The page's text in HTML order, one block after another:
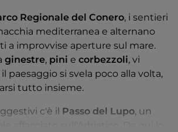
Regionale del Conero, i sentieri
mediterranea e alternano
a improvvise aperture sul mare.
ginestre, pini e corbezzoli, vi
paesaggio si svela poco alla volta,
tutto insieme.
c'è il Passo del Lupo, un